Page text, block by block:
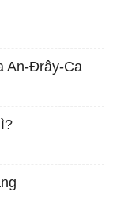
An-Đrây-Ca